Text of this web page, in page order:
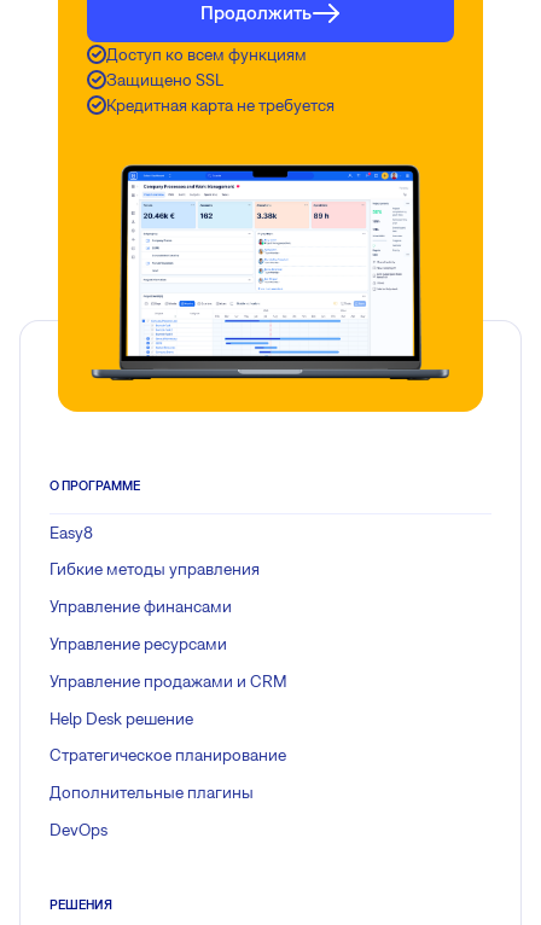
Продолжить
Доступ ко всем функциям
Защищено SSL
Кредитная карта не требуется
О ПРОГРАММЕ
Easy8
Гибкие методы управления
Управление финансами
Управление ресурсами
Управление продажами и CRM
Help Desk решение
Стратегическое планирование
Дополнительные плагины
DevOps
РЕШЕНИЯ